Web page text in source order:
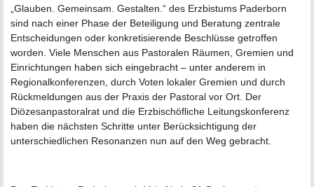
„Glauben. Gemeinsam. Gestalten.“ des Erzbistums Paderborn
sind nach einer Phase der Beteiligung und Beratung zentrale
Entscheidungen oder konkretisierende Beschlüsse getroffen
worden. Viele Menschen aus Pastoralen Räumen, Gremien und
Einrichtungen haben sich eingebracht – unter anderem in
Regionalkonferenzen, durch Voten lokaler Gremien und durch
Rückmeldungen aus der Praxis der Pastoral vor Ort. Der
Diözesanpastoralrat und die Erzbischöfliche Leitungskonferenz
haben die nächsten Schritte unter Berücksichtigung der
unterschiedlichen Resonanzen nun auf den Weg gebracht.